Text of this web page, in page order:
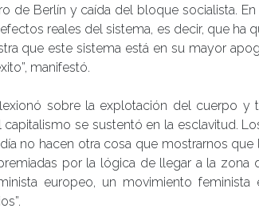
de Berlín y caída del bloque socialista.
reales del sistema, es decir, que ha
que este sistema está en su mayor
manifestó.
sobre la explotación del cuerpo y
capitalismo se sustentó en la esclavitud.
no hacen otra cosa que mostrarnos que
por la lógica de llegar a la zona
europeo, un movimiento feminista